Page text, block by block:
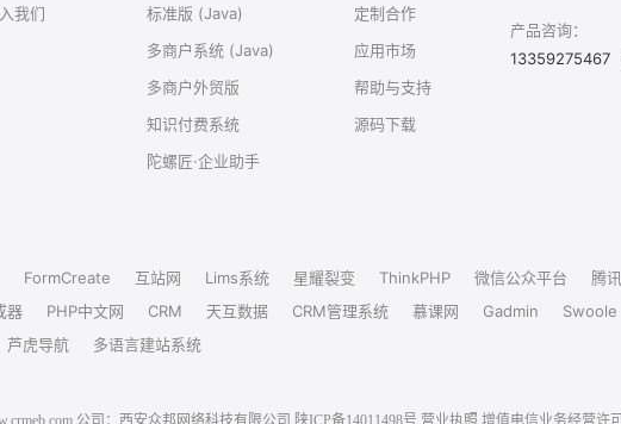
我们
标准版 (Java)
多商户系统 (Java)
多商户外贸版
知识付费系统
陀螺匠·企业助手
定制合作
应用市场
帮助与支持
源码下载
产品咨询：
13359275467
FormCreate 互站网 Lims系统 星耀裂变 ThinkPHP 微信公众平台 腾
器
PHP中文网 CRM 天互数据 CRM管理系统 慕课网 Gadmin Swoole
芦虎导航
多语言建站系统
公司：西安众邦网络科技有限公司 陕ICP备14011498号 营业执照 增值电信业务经营许